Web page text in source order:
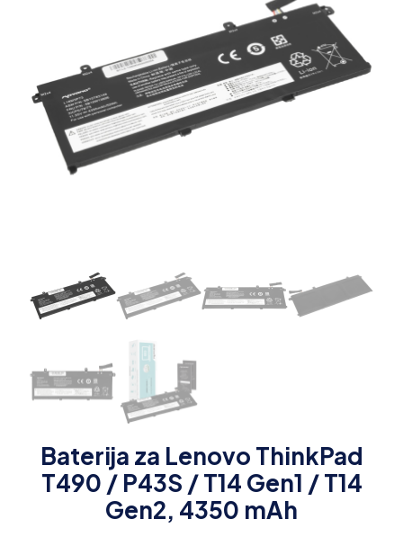
Baterija za Lenovo ThinkPad
T490 / P43S / T14 Gen1 / T14
Gen2, 4350 mAh